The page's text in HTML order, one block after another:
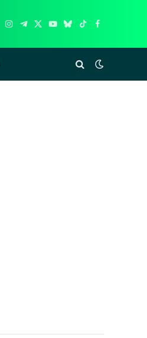
Instagram
Telegram
X
YouTube
Bluesky
TikTokFacebook